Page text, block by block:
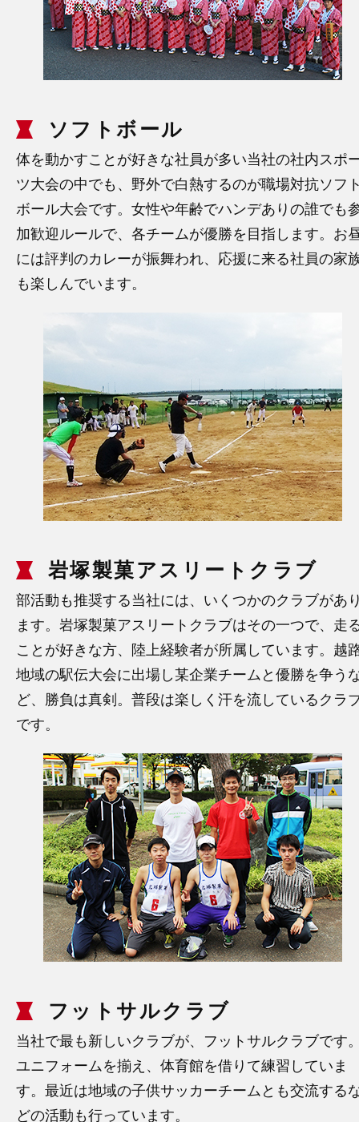
ソフトボール
体を動かすことが好きな社員が多い当社の社内スポ
ツ大会の中でも、野外で白熱するのが職場対抗ソフ
ボール大会です。女性や年齢でハンデありの誰でも
加歓迎ルールで、各チームが優勝を目指します。お
には評判のカレーが振舞われ、応援に来る社員の家
も楽しんでいます。
岩塚製菓アスリートクラブ
部活動も推奨する当社には、いくつかのクラブがあ
ます。岩塚製菓アスリートクラブはその一つで、走
ことが好きな方、陸上経験者が所属しています。越
地域の駅伝大会に出場し某企業チームと優勝を争う
ど、勝負は真剣。普段は楽しく汗を流しているクラ
です。
フットサルクラブ
当社で最も新しいクラブが、フットサルクラブです
ユニフォームを揃え、体育館を借りて練習していま
す。最近は地域の子供サッカーチームとも交流する
どの活動も行っています。